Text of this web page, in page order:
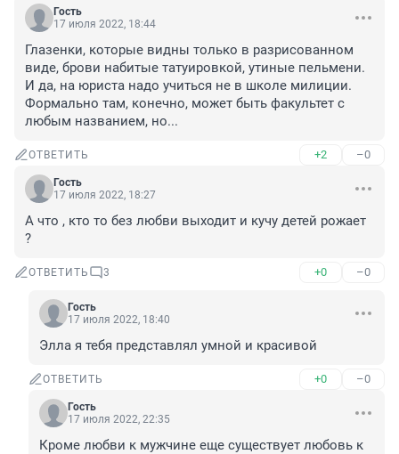
Гость
17 июля 2022, 18:44
Глазенки, которые видны только в разрисованном
виде, брови набитые татуировкой, утиные пельмени.
И да, на юриста надо учиться не в школе милиции.
Формально там, конечно, может быть факультет с
любым названием, но...
ОТВЕТИТЬ +2 –0
Гость
17 июля 2022, 18:27
А что , кто то без любви выходит и кучу детей рожает
?
ОТВЕТИТЬ 3 +0 –0
Гость
17 июля 2022, 18:40
Элла я тебя представлял умной и красивой
ОТВЕТИТЬ +0 –0
Гость
17 июля 2022, 22:35
Кроме любви к мужчине еще существует любовь к